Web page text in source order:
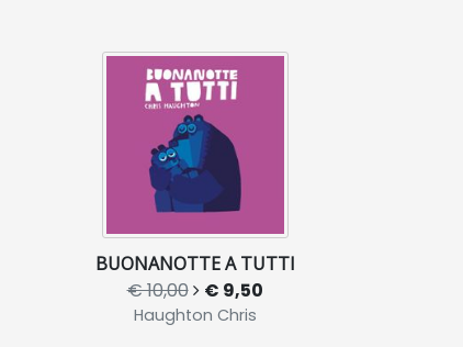
BUONANOTTE A TUTTI
€ 10,00 € 9,50
Haughton Chris